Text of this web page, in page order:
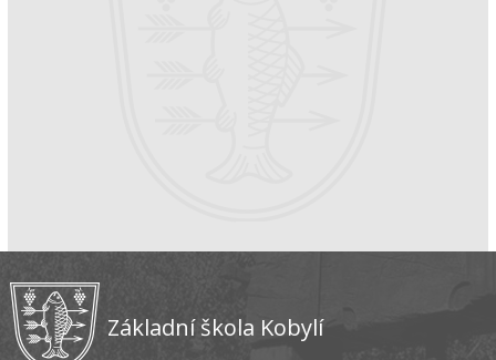
Základní škola Kobylí